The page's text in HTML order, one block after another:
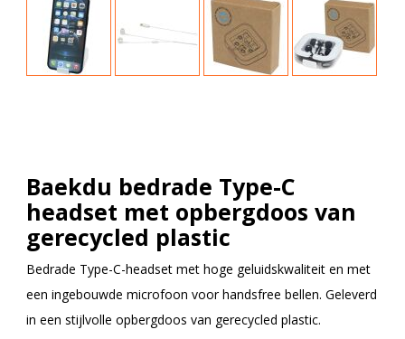
Baekdu bedrade Type-C
headset met opbergdoos van
gerecycled plastic
Bedrade Type-C-headset met hoge geluidskwaliteit en met
een ingebouwde microfoon voor handsfree bellen. Geleverd
in een stijlvolle opbergdoos van gerecycled plastic.